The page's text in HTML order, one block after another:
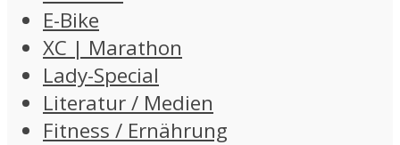
E-Bike
XC | Marathon
Lady-Special
Literatur / Medien
Fitness / Ernährung